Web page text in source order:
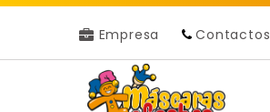
Empresa Contactos